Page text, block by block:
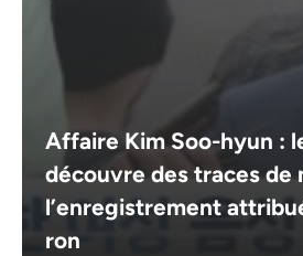
Affaire Kim Soo-hyun :
découvre des traces de
l’enregistrement
ron